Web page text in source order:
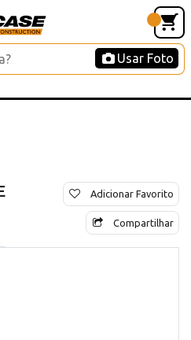
Usar Foto
Adicionar Favorito
Compartilhar